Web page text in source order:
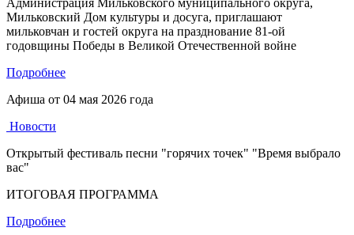
Мильковский Дом культуры и досуга, приглашают
мильковчан и гостей округа на празднование 81-ой
годовщины Победы в Великой Отечественной войне
Подробнее
Афиша от 04 мая 2026 года
Новости
Открытый фестиваль песни "горячих точек" "Время выбрало
вас"
ИТОГОВАЯ ПРОГРАММА
Подробнее